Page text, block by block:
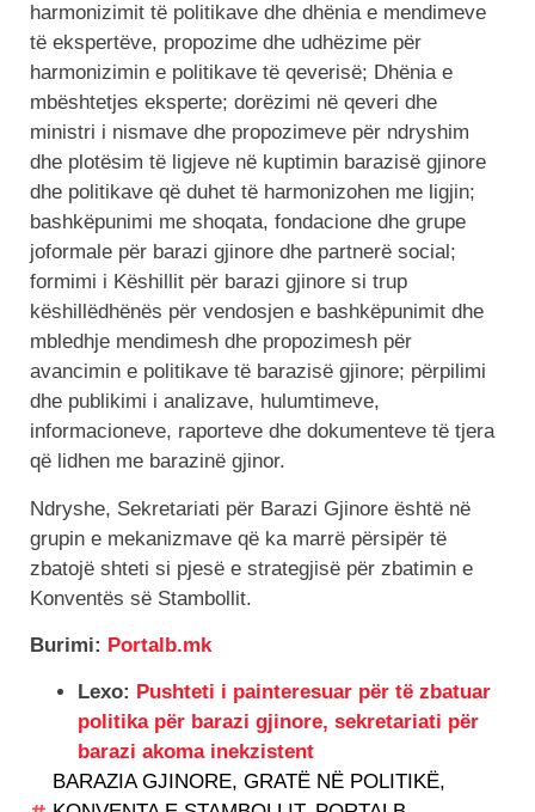
harmonizimit të politikave dhe dhënia e mendimeve
të ekspertëve, propozime dhe udhëzime për
harmonizimin e politikave të qeverisë; Dhënia e
mbështetjes eksperte; dorëzimi në qeveri dhe
ministri i nismave dhe propozimeve për ndryshim
dhe plotësim të ligjeve në kuptimin barazisë gjinore
dhe politikave që duhet të harmonizohen me ligjin;
bashkëpunimi me shoqata, fondacione dhe grupe
joformale për barazi gjinore dhe partnerë social;
formimi i Këshillit për barazi gjinore si trup
këshillëdhënës për vendosjen e bashkëpunimit dhe
mbledhje mendimesh dhe propozimesh për
avancimin e politikave të barazisë gjinore; përpilimi
dhe publikimi i analizave, hulumtimeve,
informacioneve, raporteve dhe dokumenteve të tjera
që lidhen me barazinë gjinor.
Ndryshe, Sekretariati për Barazi Gjinore është në
grupin e mekanizmave që ka marrë përsipër të
zbatojë shteti si pjesë e strategjisë për zbatimin e
Konventës së Stambollit.
Burimi: Portalb.mk
Lexo: Pushteti i painteresuar për të zbatuar
politika për barazi gjinore, sekretariati për
barazi akoma inekzistent
BARAZIA GJINORE, GRATË NË POLITIKË,